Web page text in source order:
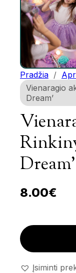
Pradžia /
Vienaragio
Dream’
Dream’
8.00€
Vienaragio
Įsiminti